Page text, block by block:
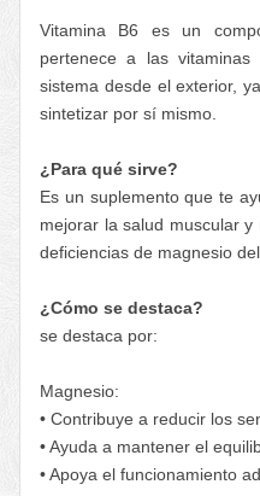
Vitamina B6 es un
pertenece a las
sistema desde el exterior,
sintetizar por sí mismo.
¿Para qué sirve?
Es un suplemento que te
mejorar la salud muscular
deficiencias de magnesio
¿Cómo se destaca?
se destaca por:
Magnesio:
• Contribuye a reducir los
• Ayuda a mantener el
• Apoya el funcionamiento